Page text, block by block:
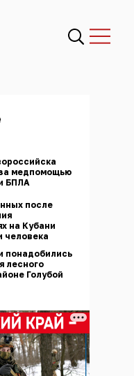
медпомощью
БПЛА
после
на Кубани
человека
понадобились
лесного
Голубой